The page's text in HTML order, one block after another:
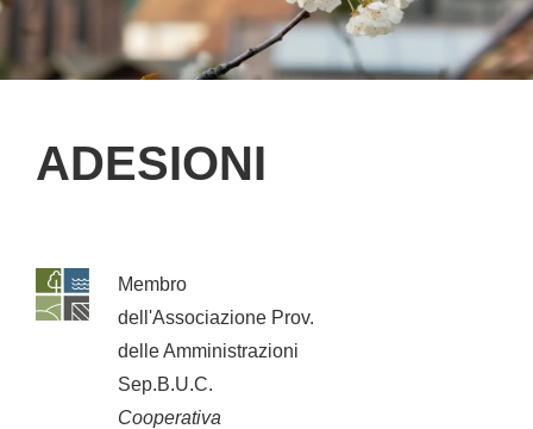
ADESIONI
Membro
dell'Associazione Prov.
delle Amministrazioni
Sep.B.U.C.
Cooperativa